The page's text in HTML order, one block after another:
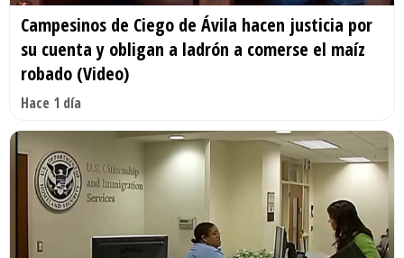
Campesinos de Ciego de Ávila hacen justicia por
su cuenta y obligan a ladrón a comerse el maíz
robado (Video)
Hace 1 día